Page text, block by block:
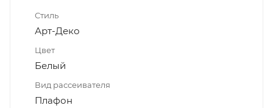
Стиль
Арт-Деко
Цвет
Белый
Вид рассеивателя
Плафон